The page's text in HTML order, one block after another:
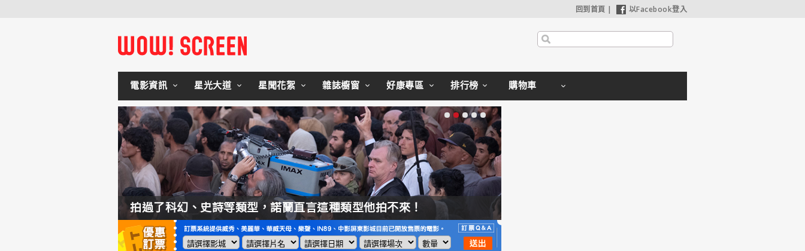
回到首頁 | 以Facebook登入
電影資訊 星光大道 星聞花絮 雜誌櫥窗 好康專區 排行榜 購物車
拍過了科幻、史詩等類型，諾蘭直言這種類型他拍不來！